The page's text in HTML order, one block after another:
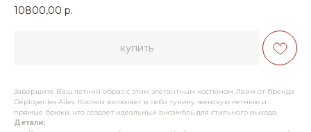
10800,00 р.
купить
Завершите Ваш летний образ с этим элегантным костюмом Лайм от бренда
Déployer les Ailes. Костюм включает в себя тунику женскую летнюю и
прямые брюки, что создает идеальный ансамбль для стильного выхода.
Детали: